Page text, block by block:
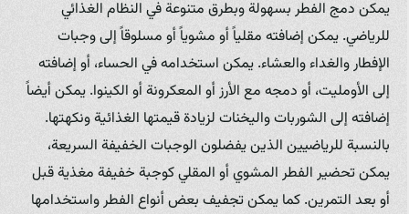
يمكن دمج الفطر بسهولة وبطرق متنوعة في النظام الغذائي
للرياضي. يمكن إضافته مقلياً أو مشوياً أو مسلوقاً إلى وجبات
الإفطار والغداء والعشاء. يمكن استخدامه في الحساء، أو إضافته
إلى الأومليت، أو دمجه مع الأرز أو المعكرونة أو الكينوا. يمكن أيضاً
إضافته إلى الشوربات واليخنات لزيادة قيمتها الغذائية ونكهتها.
بالنسبة للرياضيين الذين يفضلون الوجبات الخفيفة السريعة،
يمكن تحضير الفطر المشوي أو المقلي كوجبة خفيفة مغذية قبل
أو بعد التمرين. كما يمكن تجفيف بعض أنواع الفطر واستخدامها